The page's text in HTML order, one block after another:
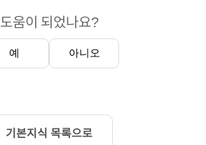
도움이 되었나요?
예 아니오
기본지식 목록으로